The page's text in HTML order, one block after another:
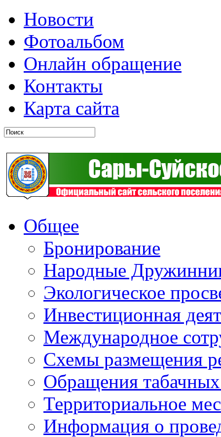
Новости
Фотоальбом
Онлайн обращение
Контакты
Карта сайта
Общее
Бронирование
Народные
Экологическое
Инвестиционная
Международное
Схемы размещения
Обращения
Территориальное
Информация о